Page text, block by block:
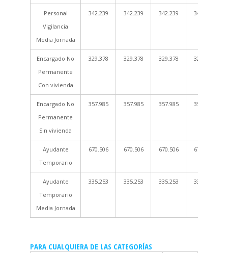
Personal
Vigilancia
Media Jornada
342.239 342.239 342.239 342.239
Encargado No
Permanente
Con vivienda
329.378 329.378 329.378 329.378
Encargado No
Permanente
Sin vivienda
357.985 357.985 357.985 357.985
Ayudante
Temporario
670.506 670.506 670.506 670.506
Ayudante
Temporario
Media Jornada
335.253 335.253 335.253 335.253
PARA CUALQUIERA DE LAS CATEGORÍAS